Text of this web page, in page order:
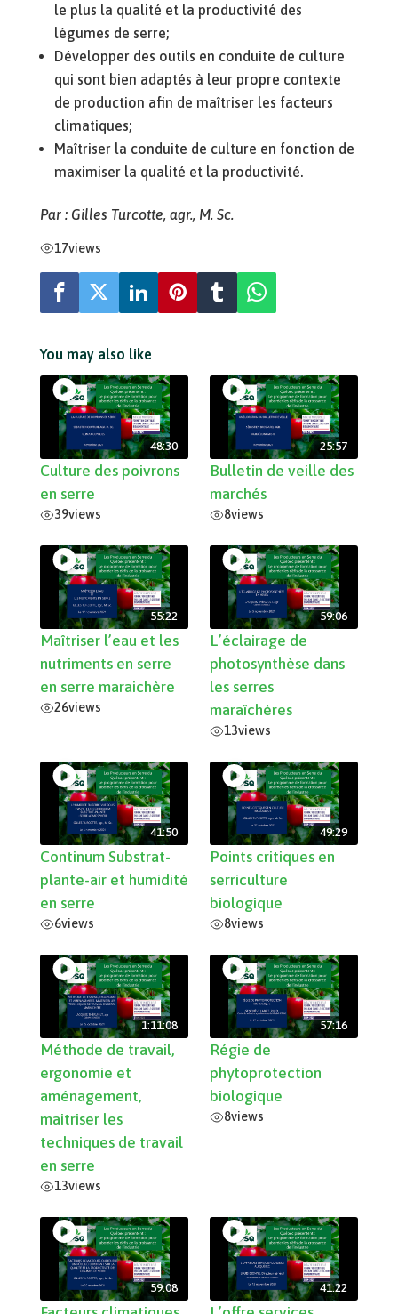
le plus la qualité et la productivité des
légumes de serre;
Développer des outils en conduite de culture
qui sont bien adaptés à leur propre contexte
de production afin de maîtriser les facteurs
climatiques;
Maîtriser la conduite de culture en fonction de
maximiser la qualité et la productivité.
Par : Gilles Turcotte, agr., M. Sc.
17views
You may also like
48:30
Culture des poivrons
en serre
39views
25:57
Bulletin de veille des
marchés
8views
55:22
Maîtriser l’eau et les
nutriments en serre
en serre maraichère
26views
59:06
L’éclairage de
photosynthèse dans
les serres
maraîchères
13views
41:50
Continum Substrat-
plante-air et humidité
en serre
6views
49:29
Points critiques en
serriculture
biologique
8views
1:11:08
Méthode de travail,
ergonomie et
aménagement,
maitriser les
techniques de travail
en serre
13views
57:16
Régie de
phytoprotection
biologique
8views
59:08 41:22